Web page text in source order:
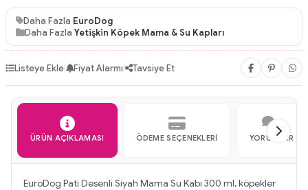
Daha Fazla EuroDog
Daha Fazla Yetişkin Köpek Mama & Su Kapları
Listeye Ekle| Fiyat Alarmı| Tavsiye Et
ÜRÜN AÇIKLAMASI ÖDEME SEÇENEKLERI YORUMLAR
EuroDog Pati Desenli Siyah Mama Su Kabı 300 ml, köpekler